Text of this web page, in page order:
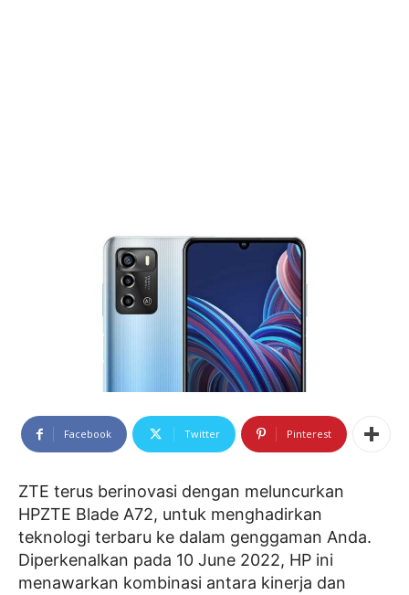
Facebook Twitter Pinterest
ZTE terus berinovasi dengan meluncurkan
HPZTE Blade A72, untuk menghadirkan
teknologi terbaru ke dalam genggaman Anda.
Diperkenalkan pada 10 June 2022, HP ini
menawarkan kombinasi antara kinerja dan